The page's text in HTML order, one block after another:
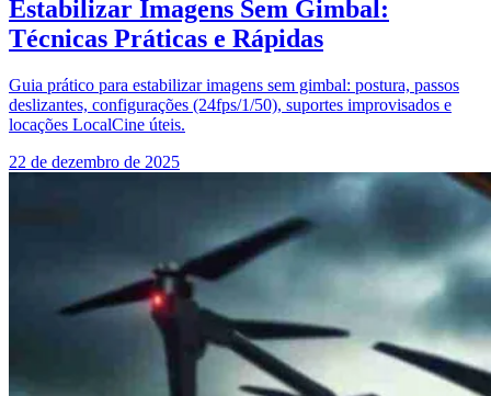
Estabilizar Imagens Sem Gimbal:
Técnicas Práticas e Rápidas
Guia prático para estabilizar imagens sem gimbal: postura, passos
deslizantes, configurações (24fps/1/50), suportes improvisados e
locações LocalCine úteis.
22 de dezembro de 2025